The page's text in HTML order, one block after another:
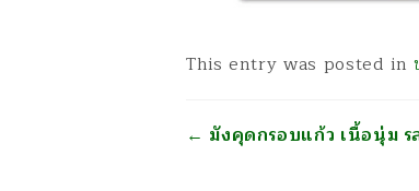
This entry was posted in
นำทาง
← มังคุดกรอบแก้ว เนื้อนุ่ม